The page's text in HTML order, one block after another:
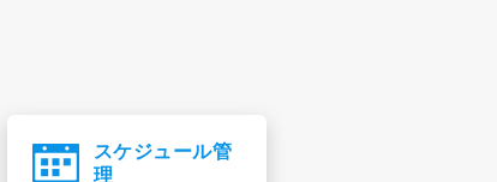
スケジュール管
理